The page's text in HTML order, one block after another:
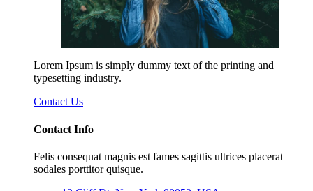
Lorem Ipsum is simply dummy text of the printing and
typesetting industry.
Contact Us
Contact Info
Felis consequat magnis est fames sagittis ultrices placerat
sodales porttitor quisque.